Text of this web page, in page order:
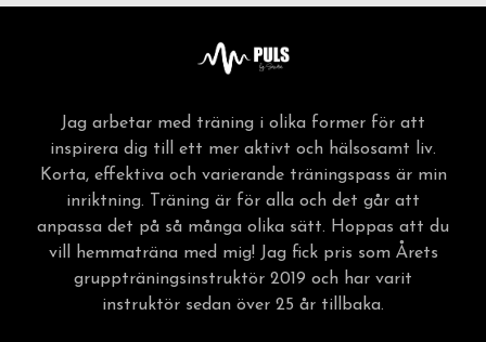
Jag arbetar med träning i olika former för att
inspirera dig till ett mer aktivt och hälsosamt liv.
Korta, effektiva och varierande träningspass är min
inriktning. Träning är för alla och det går att
anpassa det på så många olika sätt. Hoppas att du
vill hemmaträna med mig! Jag fick pris som Årets
gruppträningsinstruktör 2019 och har varit
instruktör sedan över 25 år tillbaka.